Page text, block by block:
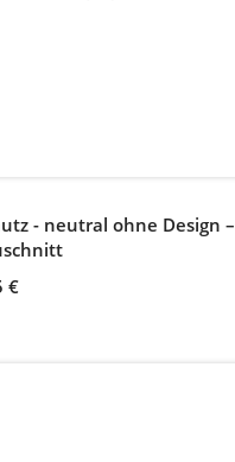
- neutral ohne Design –
€